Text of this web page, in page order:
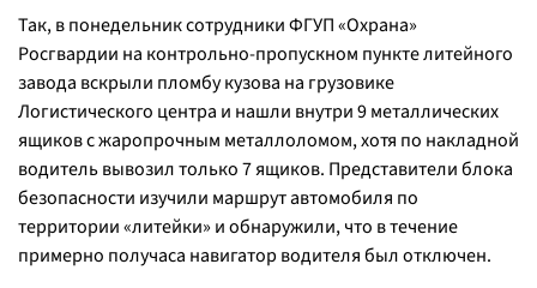
Так, в понедельник сотрудники ФГУП «Охрана»
Росгвардии на контрольно-пропускном пункте литейного
завода вскрыли пломбу кузова на грузовике
Логистического центра и нашли внутри 9 металлических
ящиков с жаропрочным металлоломом, хотя по накладной
водитель вывозил только 7 ящиков. Представители блока
безопасности изучили маршрут автомобиля по
территории «литейки» и обнаружили, что в течение
примерно получаса навигатор водителя был отключен.